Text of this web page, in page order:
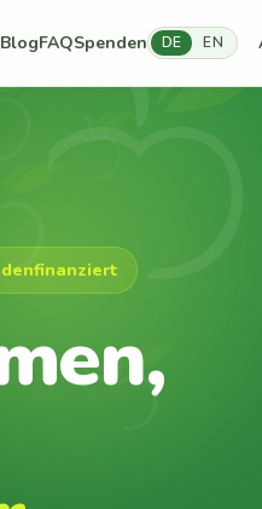
BlogFAQSpenden DE EN